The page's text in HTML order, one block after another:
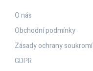
O nás
Obchodní podmínky
Zásady ochrany soukromí
GDPR